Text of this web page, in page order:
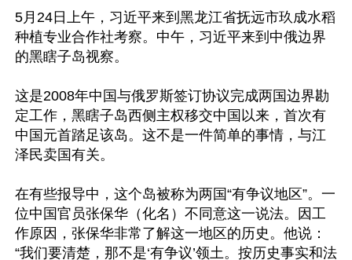
5月24日上午，习近平来到黑龙江省抚远市玖成水稻
种植专业合作社考察。中午，习近平来到中俄边界
的黑瞎子岛视察。
这是2008年中国与俄罗斯签订协议完成两国边界勘
定工作，黑瞎子岛西侧主权移交中国以来，首次有
中国元首踏足该岛。这不是一件简单的事情，与江
泽民卖国有关。
在有些报导中，这个岛被称为两国“有争议地区”。一
位中国官员张保华（化名）不同意这一说法。因工
作原因，张保华非常了解这一地区的历史。他说：
“我们要清楚，那不是‘有争议’领土。按历史事实和法